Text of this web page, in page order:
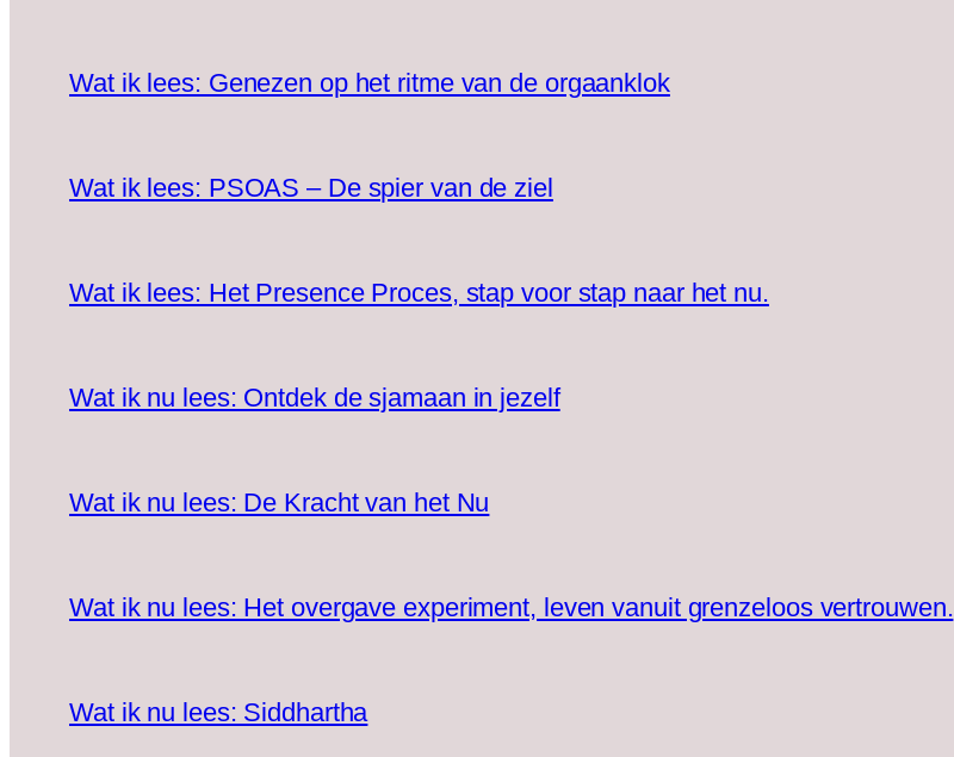
Wat ik lees: Genezen op het ritme van de orgaanklok
Wat ik lees: PSOAS – De spier van de ziel
Wat ik lees: Het Presence Proces, stap voor stap naar het nu.
Wat ik nu lees: Ontdek de sjamaan in jezelf
Wat ik nu lees: De Kracht van het Nu
Wat ik nu lees: Het overgave experiment, leven vanuit grenzeloos vertrouwen.
Wat ik nu lees: Siddhartha